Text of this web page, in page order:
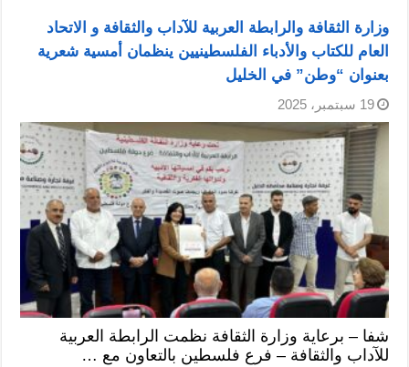
وزارة الثقافة والرابطة العربية للآداب والثقافة و الاتحاد
العام للكتاب والأدباء الفلسطينيين ينظمان أمسية شعرية
بعنوان “وطن” في الخليل
19 سبتمبر، 2025
شفا – برعاية وزارة الثقافة نظمت الرابطة العربية
للآداب والثقافة – فرع فلسطين بالتعاون مع …